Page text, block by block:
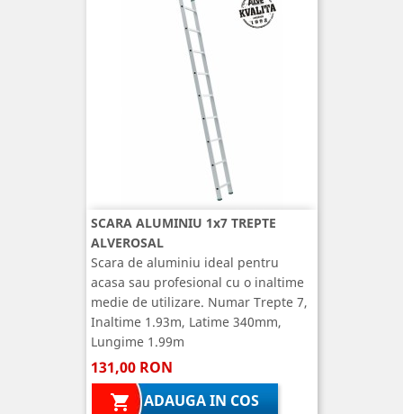
SCARA ALUMINIU 1x7 TREPTE
ALVEROSAL
Scara de aluminiu ideal pentru
acasa sau profesional cu o inaltime
medie de utilizare. Numar Trepte 7,
Inaltime 1.93m, Latime 340mm,
Lungime 1.99m
131,00 RON
 ADAUGA IN COS